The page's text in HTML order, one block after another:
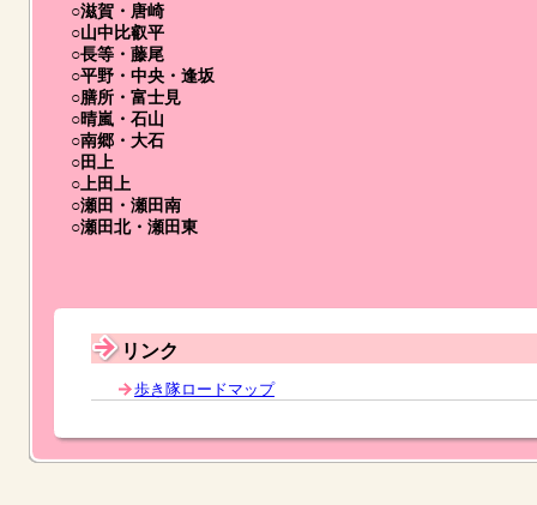
○滋賀・唐崎
○山中比叡平
○長等・藤尾
○平野・中央・逢坂
○膳所・富士見
○晴嵐・石山
○南郷・大石
○田上
○上田上
○瀬田・瀬田南
○瀬田北・瀬田東
リンク
歩き隊ロードマップ